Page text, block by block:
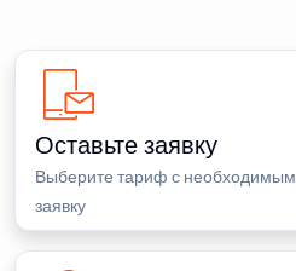
Оставьте заявку
Выберите тариф с
заявку